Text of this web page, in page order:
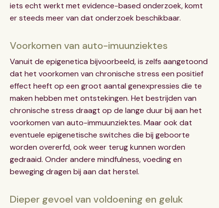
iets echt werkt met evidence-based onderzoek, komt
er steeds meer van dat onderzoek beschikbaar.
Voorkomen van auto-imuunziektes
Vanuit de epigenetica bijvoorbeeld, is zelfs aangetoond
dat het voorkomen van chronische stress een positief
effect heeft op een groot aantal genexpressies die te
maken hebben met ontstekingen. Het bestrijden van
chronische stress draagt op de lange duur bij aan het
voorkomen van auto-immuunziektes. Maar ook dat
eventuele epigenetische switches die bij geboorte
worden overerfd, ook weer terug kunnen worden
gedraaid. Onder andere mindfulness, voeding en
beweging dragen bij aan dat herstel.
Dieper gevoel van voldoening en geluk